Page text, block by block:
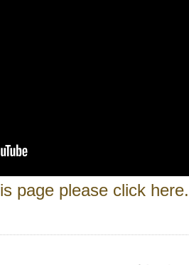
page please click here.